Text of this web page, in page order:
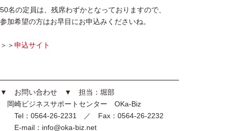
50名の定員は、残席わずかとなっておりますので、
参加希望の方はお早目にお申込みくださいね。
＞＞申込サイト
━━━━━━━━━━━━━━━━━━━━━━━━━
▼ お問い合わせ ▼ 担当：堀部
岡崎ビジネスサポートセンター OKa-Biz
Tel：0564-26-2231 ／ Fax：0564-26-2232
E-mail：info@oka-biz.net